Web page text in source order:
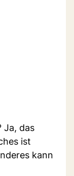
Ja, das
ist
kann